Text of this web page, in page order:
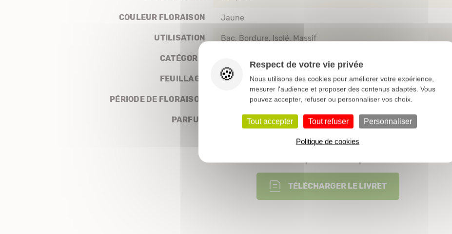
COULEUR FLORAISON Jaune
UTILISATION Bac Bordure Isolé Massif
CATÉGORIE Floraison printanière
FEUILLAGE Caduque
PÉRIODE DE FLORAISON Printemps
PARFUM
TÉLÉCHARGER LE LIVRET
Respect de votre vie privée
Nous utilisons des cookies pour améliorer votre expérience,
mesurer l'audience et proposer des contenus adaptés. Vous
pouvez accepter, refuser ou personnaliser vos choix.
Tout accepter Tout refuser Personnaliser
Politique de cookies